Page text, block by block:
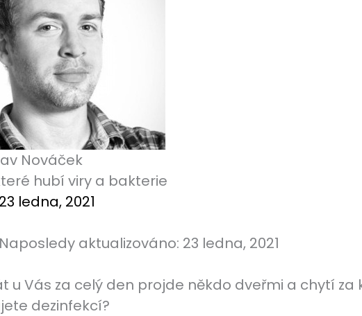
Nováček
hubí viry a bakterie
23 ledna, 2021
Naposledy aktualizováno: 23 ledna, 2021
u Vás za celý den projde někdo dveřmi a chytí za
dezinfekcí?